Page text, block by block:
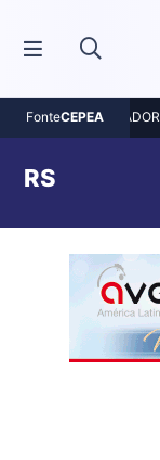
FonteCEPEA
MILHO - INDICADOR
RS